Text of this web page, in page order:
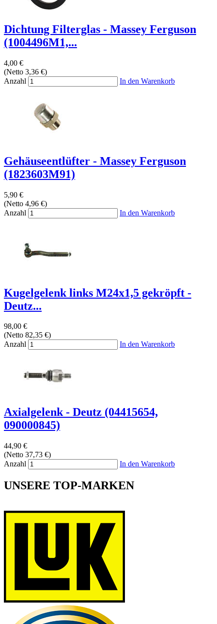
Dichtung Filterglas - Massey Ferguson
(1004496M1,...
4,00 €
(Netto 3,36 €)
Anzahl
In den Warenkorb
Gehäuseentlüfter - Massey Ferguson
(1823603M91)
5,90 €
(Netto 4,96 €)
Anzahl
In den Warenkorb
Kugelgelenk links M24x1,5 gekröpft -
Deutz...
98,00 €
(Netto 82,35 €)
Anzahl
In den Warenkorb
Axialgelenk - Deutz (04415654,
090000845)
44,90 €
(Netto 37,73 €)
Anzahl
In den Warenkorb
UNSERE TOP-MARKEN